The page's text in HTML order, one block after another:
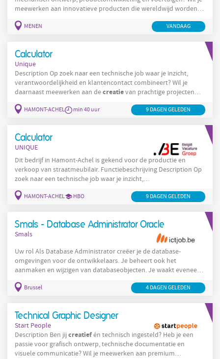
meewerken aan innovatieve producten die wereldwijd worden
is deze functie als Kit Engineer te regio Menen iets voor jou! Als
MENEN VANDAAG
Calculator
Unique
Description Op zoek naar een technische job waar je inzicht,
verantwoordelijkheid en klantencontact combineert? Wil je
daarnaast meewerken aan decreatievan prachtige projecten
duurzame en zichtbare projecten in de publieke ruimte. Je volgt
Analyseren van
HAMONT-ACHEL min 40 uur 9 DAGEN GELEDEN
Calculator
UNIQUE
Dit bedrijf in Hamont-Achel is gekend voor de productie en
verkoop van straatmeubilair. Functiebeschrijving Description Op
zoek naar een technische job waar je inzicht,
verantwoordelijkheid en klantencontact combineert? Wil je
daarnaast meewerken aan de
van prachtige projecten
dossiers van A tot Z en zorgt ervoor dat elk
HAMONT-ACHEL HBO 9 DAGEN GELEDEN
Smals - Database Administrator Oracle
Smals
Uw rol Als Database Administrator creëer je de database-
omgevingen voor de ontwikkelaars. Je beheert ook het
aanmaken en wijzigen van databaseobjecten. Je waakt eveneens
ontwikkelteams bij alles wat te maken heeft met gegevens:
je specialisatiedomein op om nieuwe technische oplossingen
voor te stellen, gelinkt
Brussel 4 DAGEN GELEDEN
Technical Graphic Designer
Start People
Description Ben jijcreatiefén technisch ingesteld? Heb je een
passie voor grafisch ontwerp, technische documentatie en
visuele communicatie? Wil je meewerken aan premium